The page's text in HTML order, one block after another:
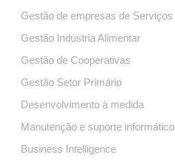
Gestão de empresas de Serviços
Gestão Indústria Alimentar
Gestão de Cooperativas
Gestão Setor Primário
Desenvolvimento à medida
Manutenção e suporte informático
Business Intelligence